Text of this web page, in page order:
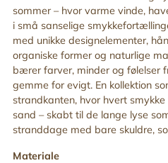
sommer – hvor varme vinde,
i små sanselige
med unikke designelementer,
organiske former og naturlige
bærer farver, minder og følelser
gemme for evigt. En kollektion
strandkanten, hvor hvert
sand – skabt til de lange lyse
stranddage med bare skuldre,
Materiale